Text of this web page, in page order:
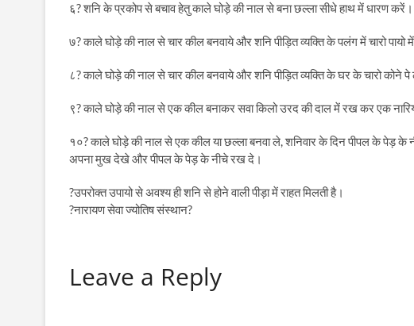
६? शनि के प्रकोप से बचाव हेतु काले घोड़े की नाल से बना छल्ला सीधे हाथ में धारण करें।
७? काले घोड़े की नाल से चार कील बनवाये और शनि पीड़ित व्यक्ति के पलंग में चारो पायो
८? काले घोड़े की नाल से चार कील बनवाये और शनि पीड़ित व्यक्ति के घर के चारो कोने पे
९? काले घोड़े की नाल से एक कील बनाकर सवा किलो उरद की दाल में रख कर एक
१०? काले घोड़े की नाल से एक कील या छल्ला बनवा ले, शनिवार के दिन पीपल के पेड़
अपना मुख देखे और पीपल के पेड़ के नीचे रख दे।
?उपरोक्त उपायो से अवश्य ही शनि से होने वाली पीड़ा में राहत मिलती है।
?नारायण सेवा ज्योतिष संस्थान?
Leave a Reply